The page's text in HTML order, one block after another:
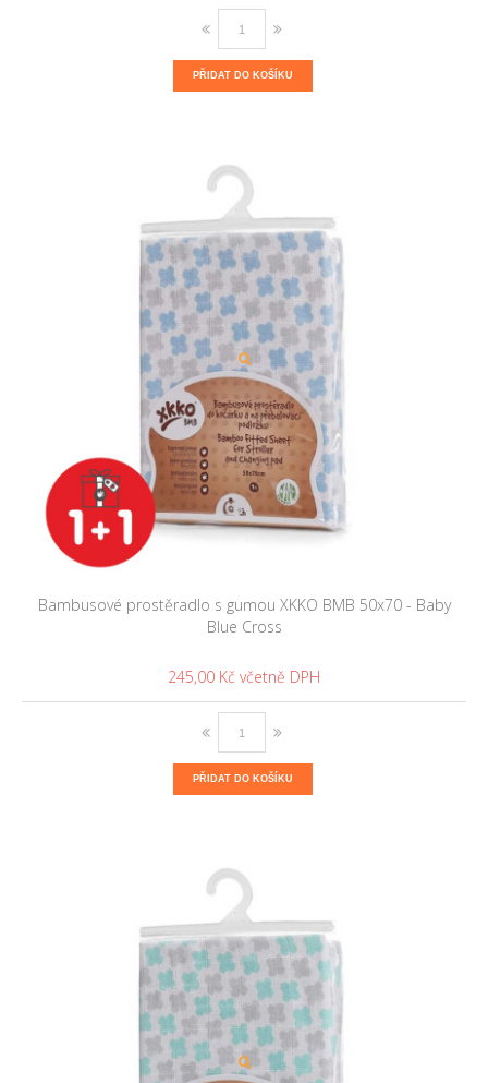
PŘIDAT DO KOŠÍKU
Bambusové prostěradlo s gumou XKKO BMB 50x70 - Baby
Blue Cross
245,00 Kč
PŘIDAT DO KOŠÍKU